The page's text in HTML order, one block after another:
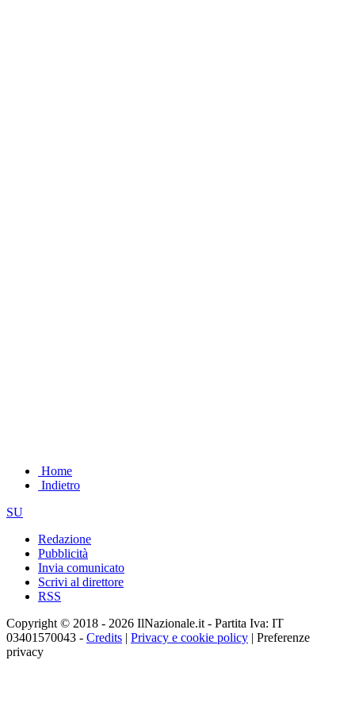
Home
Indietro
SU
Redazione
Pubblicità
Invia comunicato
Scrivi al direttore
RSS
Copyright © 2018 - 2026 IlNazionale.it - Partita Iva: IT
03401570043 - Credits | Privacy e cookie policy | Preferenze
privacy